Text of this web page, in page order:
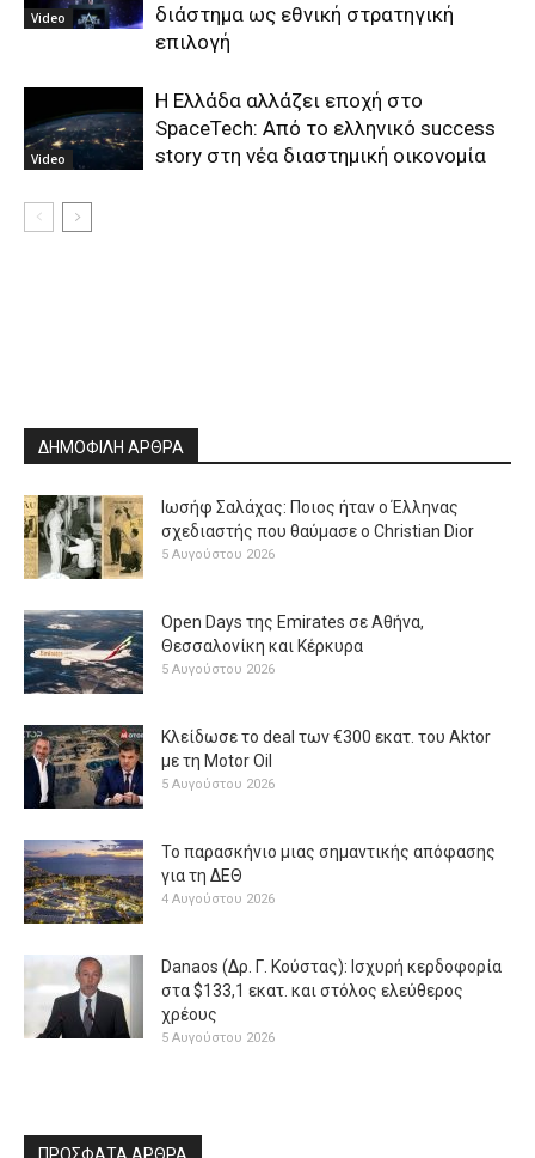
Video
διάστημα ως εθνική στρατηγική
επιλογή
Video
Η Ελλάδα αλλάζει εποχή στο
SpaceTech: Από το ελληνικό success
story στη νέα διαστημική οικονομία
ΔΗΜΟΦΙΛΗ ΑΡΘΡΑ
Ιωσήφ Σαλάχας: Ποιος ήταν ο Έλληνας
σχεδιαστής που θαύμασε ο Christian Dior
5 Αυγούστου 2026
Open Days της Emirates σε Αθήνα,
Θεσσαλονίκη και Κέρκυρα
5 Αυγούστου 2026
Κλείδωσε το deal των €300 εκατ. του Aktor
με τη Μotor Oil
5 Αυγούστου 2026
Το παρασκήνιο μιας σημαντικής απόφασης
για τη ΔΕΘ
4 Αυγούστου 2026
Danaos (Δρ. Γ. Κούστας): Ισχυρή κερδοφορία
στα $133,1 εκατ. και στόλος ελεύθερος
χρέους
5 Αυγούστου 2026
ΠΡΟΣΦΑΤΑ ΑΡΘΡΑ